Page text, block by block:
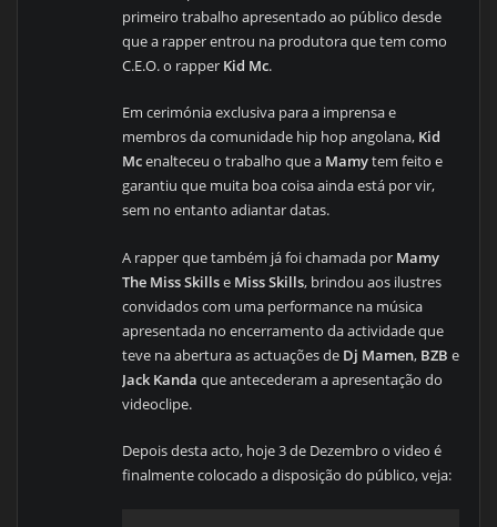
primeiro trabalho apresentado ao público desde
que a rapper entrou na produtora que tem como
C.E.O. o rapper Kid Mc.
Em cerimónia exclusiva para a imprensa e
membros da comunidade hip hop angolana, Kid
Mcenalteceu o trabalho que a Mamytem feito e
garantiu que muita boa coisa ainda está por vir,
sem no entanto adiantar datas.
A rapper que também já foi chamada por Mamy
The Miss Skillse Miss Skills, brindou aos ilustres
convidados com uma performance na música
apresentada no encerramento da actividade que
teve na abertura as actuações de Dj Mamen, BZB e
Jack Kanda que antecederam a apresentação do
videoclipe.
Depois desta acto, hoje 3 de Dezembro o video é
finalmente colocado a disposição do público, veja: